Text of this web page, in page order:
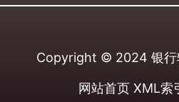
Copyright © 2024 银
网站首页 XML索引